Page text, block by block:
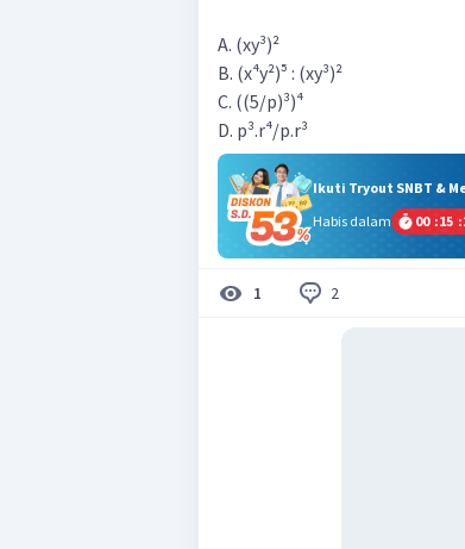
A. (xy³)²
B. (x⁴y²)⁵ : (xy³)²
C. ((5/p)³)⁴
D. p³.r⁴/p.r³
Ikuti Tryout SNBT &
Habis dalam
00 :15 :
1 2